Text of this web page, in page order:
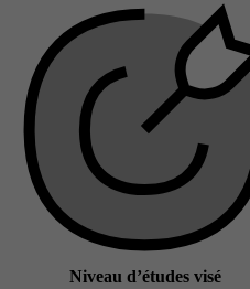
Niveau d’études visé